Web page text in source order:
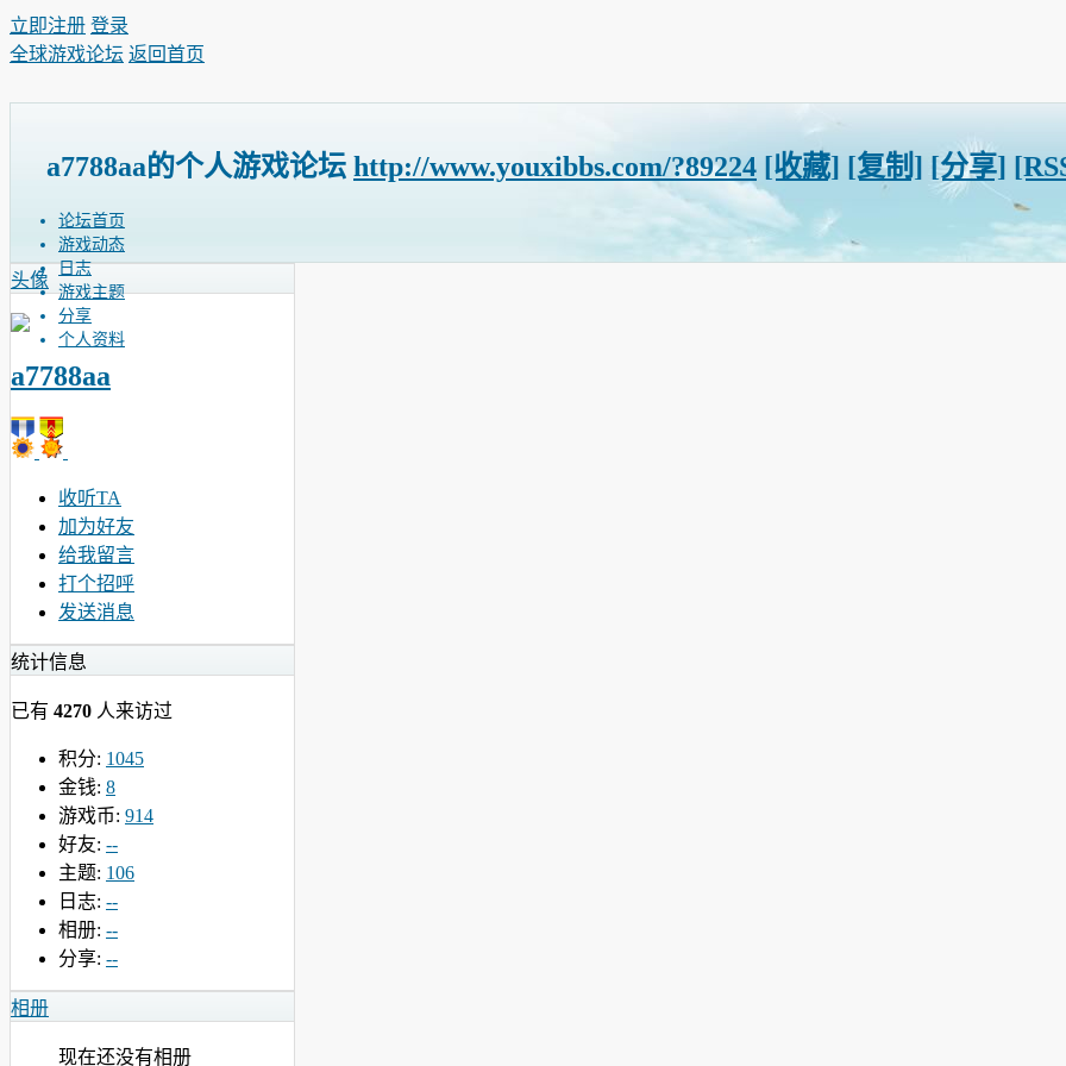
立即注册 登录
全球游戏论坛 返回首页
a7788aa的个人游戏论坛 http://www.youxibbs.com/?89224 [收藏] [复制] [分享]
论坛首页
游戏动态
日志
游戏主题
分享
个人资料
头像
a7788aa
收听TA
加为好友
给我留言
打个招呼
发送消息
统计信息
已有 4270 人来访过
积分: 1045
金钱: 8
游戏币: 914
好友: --
主题: 106
日志: --
相册: --
分享: --
相册
现在还没有相册